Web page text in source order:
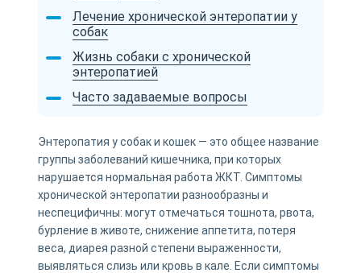
Лечение хронической энтеропатии у
собак
Жизнь собаки с хронической
энтеропатией
Часто задаваемые вопросы
Энтеропатия у собак и кошек — это общее название
группы заболеваний кишечника, при которых
нарушается нормальная работа ЖКТ. Симптомы
хронической энтеропатии разнообразны и
неспецифичны: могут отмечаться тошнота, рвота,
бурление в животе, снижение аппетита, потеря
веса, диарея разной степени выраженности,
выявляться слизь или кровь в кале. Если симптомы